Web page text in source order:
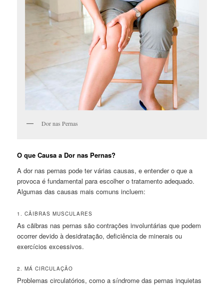
Dor nas Pernas
O que Causa a Dor nas Pernas?
A dor nas pernas pode ter várias causas, e entender o que a
provoca é fundamental para escolher o tratamento adequado.
Algumas das causas mais comuns incluem:
1. CÃIBRAS MUSCULARES
As cãibras nas pernas são contrações involuntárias que podem
ocorrer devido à desidratação, deficiência de minerais ou
exercícios excessivos.
2. MÁ CIRCULAÇÃO
Problemas circulatórios, como a síndrome das pernas inquietas